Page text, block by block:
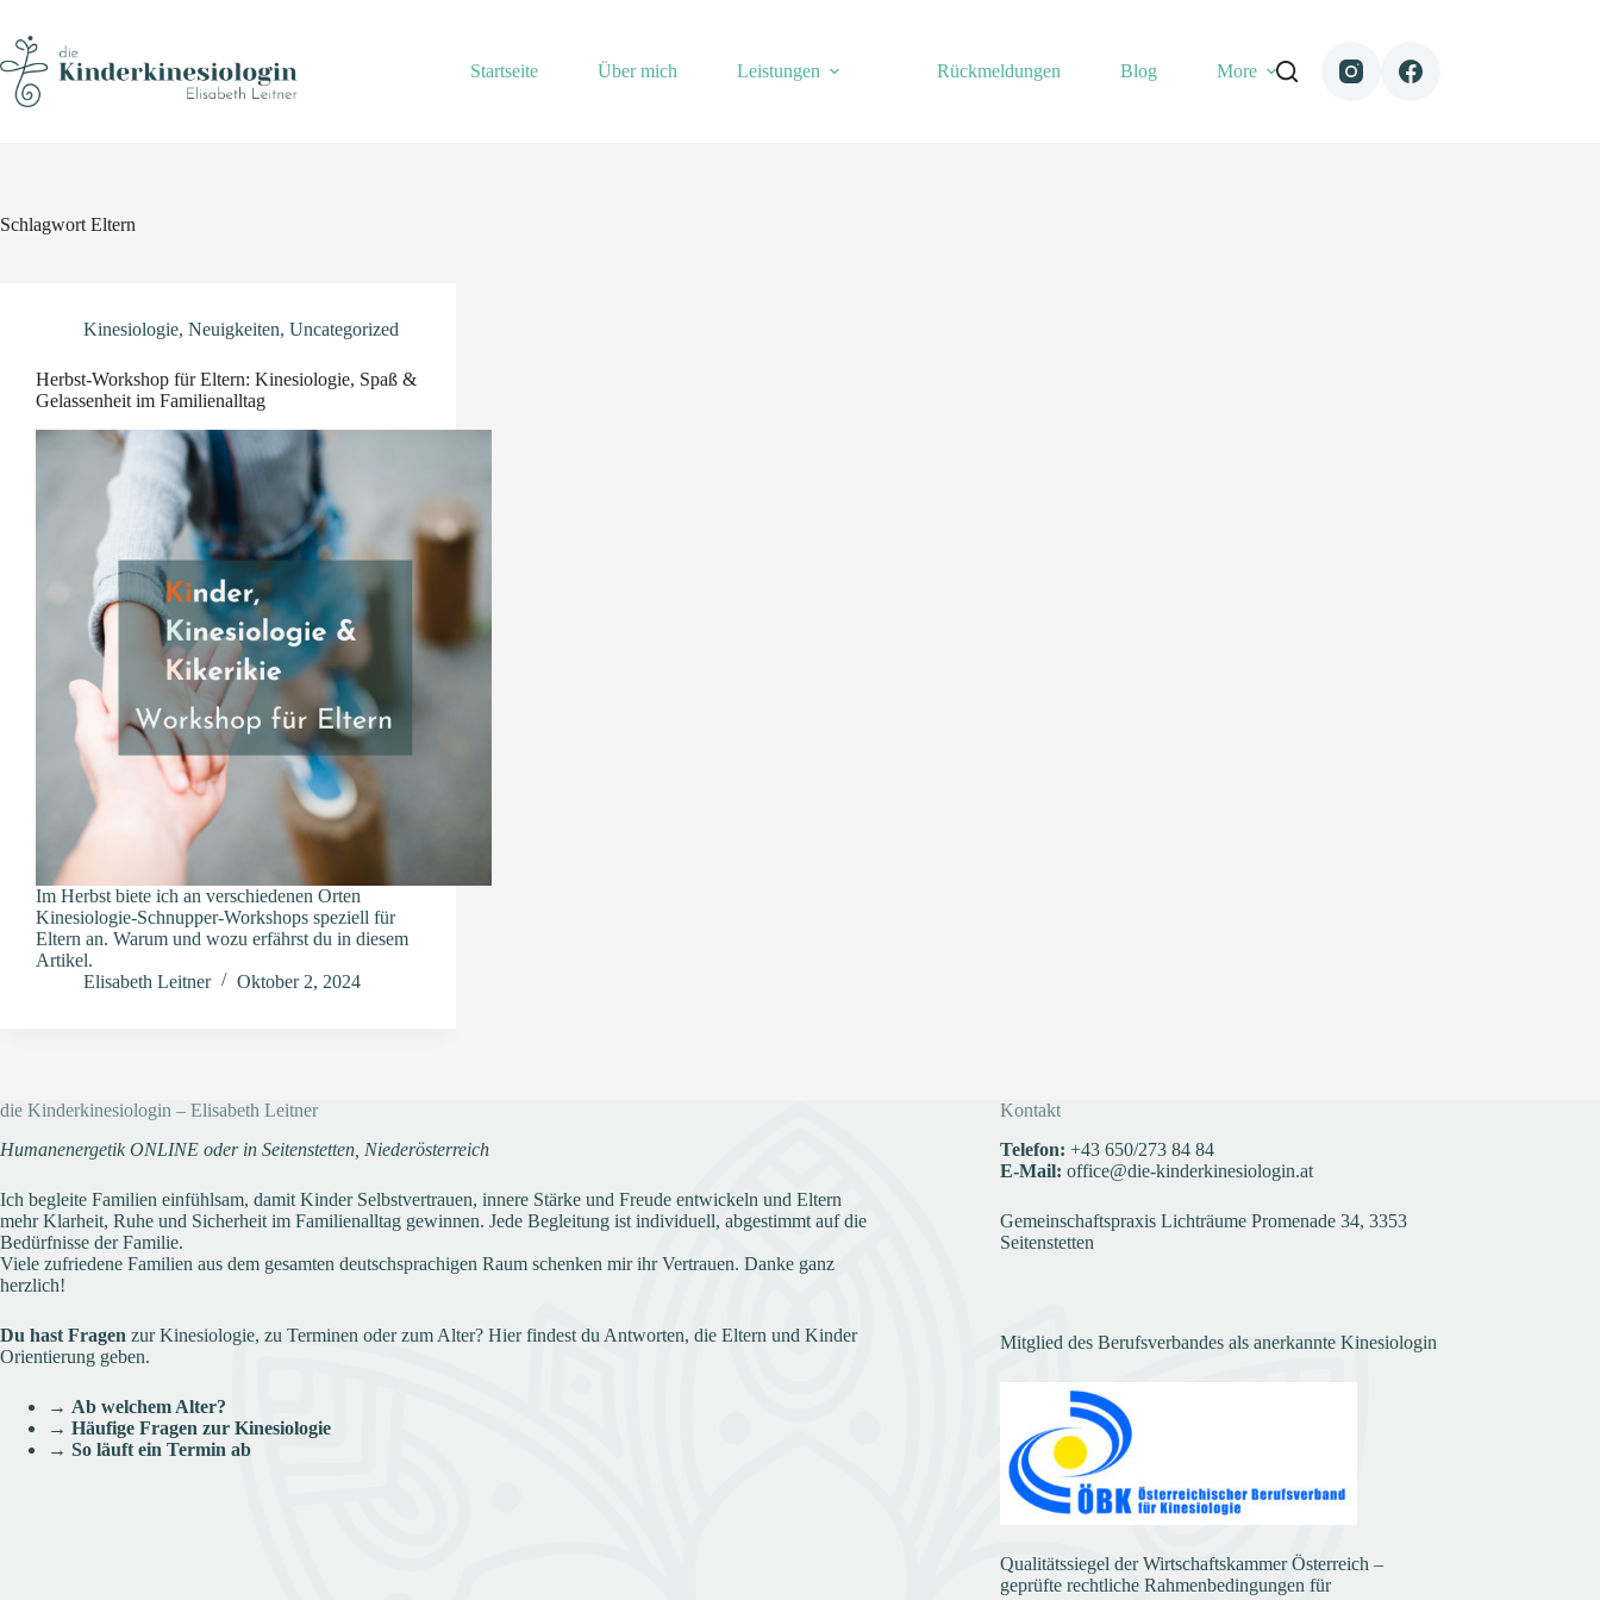
content
Startseite
Über mich Leistungen Rückmeldungen Blog More
Schlagwort Eltern
Kinesiologie, Neuigkeiten, Uncategorized
Herbst-Workshop für Eltern: Kinesiologie, Spaß &
Gelassenheit im Familienalltag
Im Herbst biete ich an verschiedenen Orten
Kinesiologie-Schnupper-Workshops speziell für
Eltern an. Warum und wozu erfährst du in diesem
Artikel.
Elisabeth Leitner
Oktober 2, 2024
die Kinderkinesiologin – Elisabeth Leitner
Humanenergetik ONLINE oder in Seitenstetten, Niederösterreich
Ich begleite Familien einfühlsam, damit Kinder Selbstvertrauen, innere Stärke und Freude entwickeln und Eltern
mehr Klarheit, Ruhe und Sicherheit im Familienalltag gewinnen. Jede Begleitung ist individuell, abgestimmt auf die
Bedürfnisse der Familie.
Viele zufriedene Familien aus dem gesamten deutschsprachigen Raum schenken mir ihr Vertrauen. Danke ganz
herzlich!
Du hast Fragen zur Kinesiologie, zu Terminen oder zum Alter? Hier findest du Antworten, die Eltern und Kinder
Orientierung geben.
→ Ab welchem Alter?
→ Häufige Fragen zur Kinesiologie
→ So läuft ein Termin ab
Kontakt
Telefon: +43 650/273 84 84
E-Mail: office@die-kinderkinesiologin.at
Gemeinschaftspraxis Lichträume Promenade 34, 3353
Seitenstetten
Mitglied des Berufsverbandes als anerkannte Kinesiologin
Qualitätssiegel der Wirtschaftskammer Österreich –
geprüfte rechtliche Rahmenbedingungen für